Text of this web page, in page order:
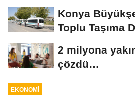
Konya
Toplu Taşıma
2 milyona
çözdü…
EKONOMİ